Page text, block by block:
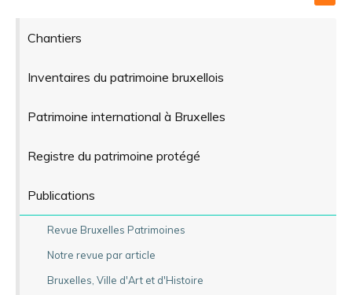
Chantiers
Inventaires du patrimoine bruxellois
Patrimoine international à Bruxelles
Registre du patrimoine protégé
Publications
Revue Bruxelles Patrimoines
Notre revue par article
Bruxelles, Ville d'Art et d'Histoire